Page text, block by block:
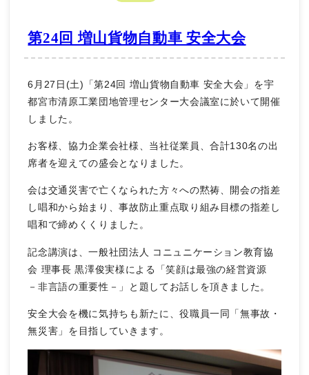
第24回 増山貨物自動車 安全大会
6月27日(土)「第24回 増山貨物自動車 安全大会」を宇
都宮市清原工業団地管理センター大会議室に於いて開催
しました。
お客様、協力企業会社様、当社従業員、合計130名の出
席者を迎えての盛会となりました。
会は交通災害で亡くなられた方々への黙祷、開会の指差
し唱和から始まり、事故防止重点取り組み目標の指差し
唱和で締めくくりました。
記念講演は、一般社団法人 コニュニケーション教育協
会 理事長 黒澤俊実様による「笑顔は最強の経営資源
－非言語の重要性－」と題してお話しを頂きました。
安全大会を機に気持ちも新たに、役職員一同「無事故・
無災害」を目指していきます。